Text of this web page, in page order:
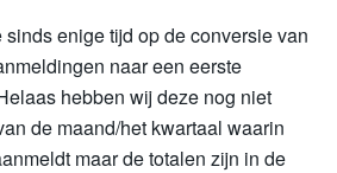
enige tijd op de conversie van
naar een eerste
hebben wij deze nog niet
de maand/het kwartaal waarin
maar de totalen zijn in de